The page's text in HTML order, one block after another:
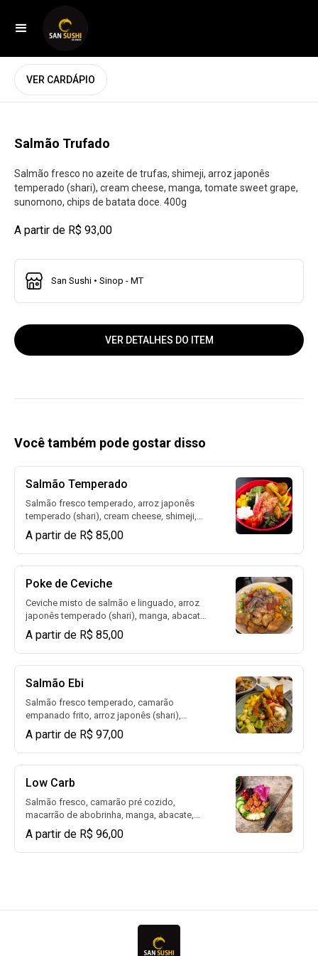
VER CARDÁPIO
Salmão Trufado
Salmão fresco no azeite de trufas, shimeji, arroz japonês
temperado (shari), cream cheese, manga, tomate sweet grape,
sunomono, chips de batata doce. 400g
A partir de R$ 93,00
San Sushi • Sinop - MT
VER DETALHES DO ITEM
Você também pode gostar disso
Salmão Temperado
Salmão fresco temperado, arroz japonês
temperado (shari), cream cheese, shimeji,
manga, tomate sweet grape, sunomono,
chips de batata doce. 400g
A partir de R$ 85,00
Poke de Ceviche
Ceviche misto de salmão e linguado, arroz
japonês temperado (shari), manga, abacate,
sunomono, chips de batata doce. 400g
A partir de R$ 85,00
Salmão Ebi
Salmão fresco temperado, camarão
empanado frito, arroz japonês (shari),
cream cheese, crispy de alho poró, tomate
sweet grape, abacate, chips de batata doce.
400g
A partir de R$ 97,00
Low Carb
Salmão fresco, camarão pré cozido,
macarrão de abobrinha, manga, abacate,
tomate sweet grape, crispy de couve, chips
de batata doce. 400g
A partir de R$ 96,00